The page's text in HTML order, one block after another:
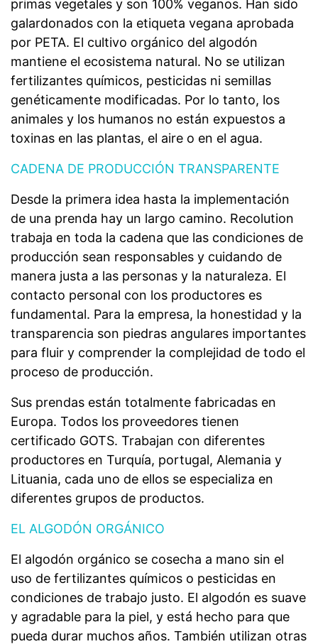
primas vegetales y son 100% veganos. Han sido
galardonados con la etiqueta vegana aprobada
por PETA. El cultivo orgánico del algodón
mantiene el ecosistema natural. No se utilizan
fertilizantes químicos, pesticidas ni semillas
genéticamente modificadas. Por lo tanto, los
animales y los humanos no están expuestos a
toxinas en las plantas, el aire o en el agua.
CADENA DE PRODUCCIÓN TRANSPARENTE
Desde la primera idea hasta la implementación
de una prenda hay un largo camino. Recolution
trabaja en toda la cadena que las condiciones de
producción sean responsables y cuidando de
manera justa a las personas y la naturaleza. El
contacto personal con los productores es
fundamental. Para la empresa, la honestidad y la
transparencia son piedras angulares importantes
para fluir y comprender la complejidad de todo el
proceso de producción.
Sus prendas están totalmente fabricadas en
Europa. Todos los proveedores tienen
certificado GOTS. Trabajan con diferentes
productores en Turquía, portugal, Alemania y
Lituania, cada uno de ellos se especializa en
diferentes grupos de productos.
EL ALGODÓN ORGÁNICO
El algodón orgánico se cosecha a mano sin el
uso de fertilizantes químicos o pesticidas en
condiciones de trabajo justo. El algodón es suave
y agradable para la piel, y está hecho para que
pueda durar muchos años. También utilizan otras